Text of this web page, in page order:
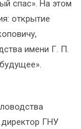
спас». На этом
открытие
имени Г. П.
ГНУ